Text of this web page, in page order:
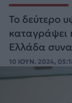
Το δεύτερο
καταγράψει
Ελλάδα
που και τότε
10 ΙΟΥΝ. 2024,